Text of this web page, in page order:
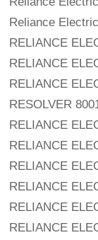
Reliance
RELIANCE
RELIANCE
RELIANCE
RESOLVER
RELIANCE
RELIANCE
RELIANCE
RELIANCE
RELIANCE
RELIANCE